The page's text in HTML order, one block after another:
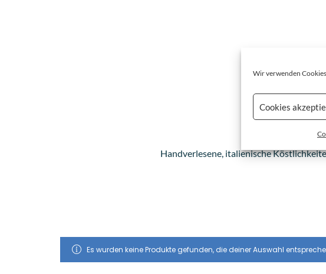
Wir verwenden
Cookies
Handverlesene, italienische
Es wurden keine Produkte gefunden, die deiner Auswahl